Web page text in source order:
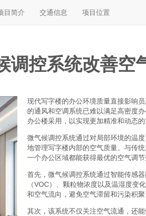
目简介 交通信息 项目位置
调控系统改善空
现代写字楼的办公环境质量直接影响
的通风和空调系统已难以满足高密度
办公楼采用，以实现更加精准和动态
微气候调控系统通过对局部环境的温
地管理写字楼内部的空气质量。与传
一个办公区域都能获得最优的空气调节
首先，微气候调控系统通过智能传感
（VOC）、颗粒物浓度以及温湿度变
和空气流向，避免空气滞留和污染积聚
其次，该系统不仅关注空气流通，还